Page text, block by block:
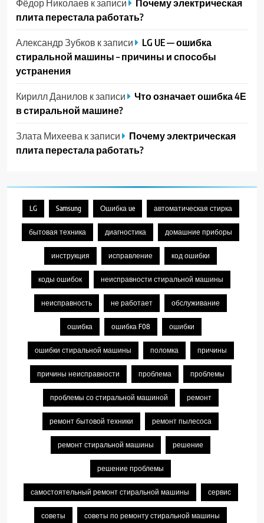
Фёдор Николаев к записи
Почему электрическая
плита перестала работать?
Александр Зубков к записи
LG UE — ошибка
стиральной машины – причины и способы
устранения
Кирилл Данилов к записи
Что означает ошибка 4Е
в стиральной машине?
Злата Михеева к записи
Почему электрическая
плита перестала работать?
LG Samsung Ошибка ue автоматическая стирка
бытовая техника диагностика домашние приборы
инструкция исправление код ошибки
коды ошибок неисправности стиральной машины
неисправность не работает обслуживание
ошибка ошибка F08 ошибки
ошибки стиральной машины поломка причины
причины неисправности проблема проблемы
проблемы со стиральной машиной ремонт
ремонт бытовой техники ремонт пылесоса
ремонт стиральной машины решение
решение проблемы
самостоятельный ремонт стиральной машины сервис
советы советы по ремонту стиральной машины